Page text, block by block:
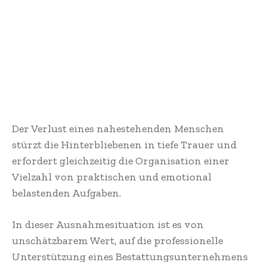
Der Verlust eines nahestehenden Menschen
stürzt die Hinterbliebenen in tiefe Trauer und
erfordert gleichzeitig die Organisation einer
Vielzahl von praktischen und emotional
belastenden Aufgaben.
In dieser Ausnahmesituation ist es von
unschätzbarem Wert, auf die professionelle
Unterstützung eines Bestattungsunternehmens